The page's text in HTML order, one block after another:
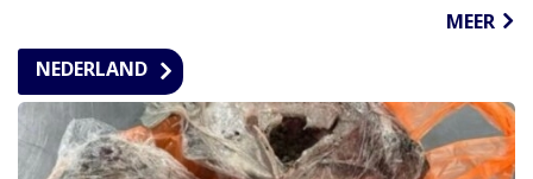
MEER
NEDERLAND